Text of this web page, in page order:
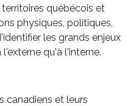
québécois et
physiques, politiques,
les grands enjeux
qu'à l'interne.
canadiens et leurs